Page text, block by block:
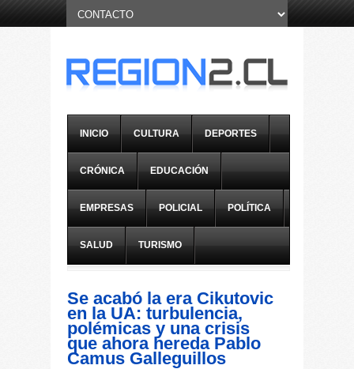
INICIO CULTURA DEPORTES
CRÓNICA EDUCACIÓN
EMPRESAS POLICIAL POLÍTICA
SALUD TURISMO
Se acabó la era Cikutovic
en la UA: turbulencia,
polémicas y una crisis
que ahora hereda Pablo
Camus Galleguillos